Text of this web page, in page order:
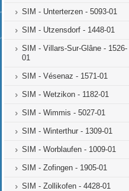
SIM - Unterterzen - 5093-01
SIM - Utzensdorf - 1448-01
SIM - Villars-Sur-Glâne - 1526-
01
SIM - Vésenaz - 1571-01
SIM - Wetzikon - 1182-01
SIM - Wimmis - 5027-01
SIM - Winterthur - 1309-01
SIM - Worblaufen - 1009-01
SIM - Zofingen - 1905-01
SIM - Zollikofen - 4428-01